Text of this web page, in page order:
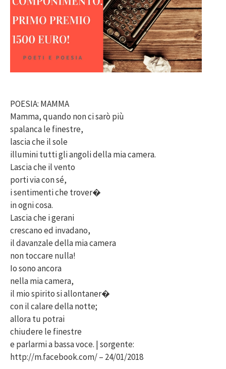
POESIA: MAMMA
Mamma, quando non ci sarò più
spalanca le finestre,
lascia che il sole
illumini tutti gli angoli della mia camera.
Lascia che il vento
porti via con sé,
i sentimenti che trover�
in ogni cosa.
Lascia che i gerani
crescano ed invadano,
il davanzale della mia camera
non toccare nulla!
Io sono ancora
nella mia camera,
il mio spirito si allontaner�
con il calare della notte;
allora tu potrai
chiudere le finestre
e parlarmi a bassa voce. | sorgente:
http://m.facebook.com/ – 24/01/2018